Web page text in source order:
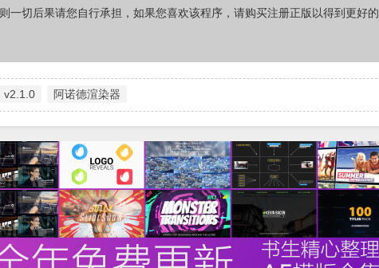
切后果请您自行承担，如果您喜欢该程序，请购买注册正版以得到更好的
v2.1.0 阿诺德渲染器